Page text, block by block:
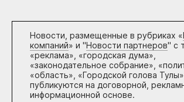
Новости, размещенные в рубриках «
компаний» и "Новости партнеров" с
«реклама», «городская дума»,
«законодательное собрание»,
«область», «Городской голова Тулы»
публикуются на договорной,
информационной основе.